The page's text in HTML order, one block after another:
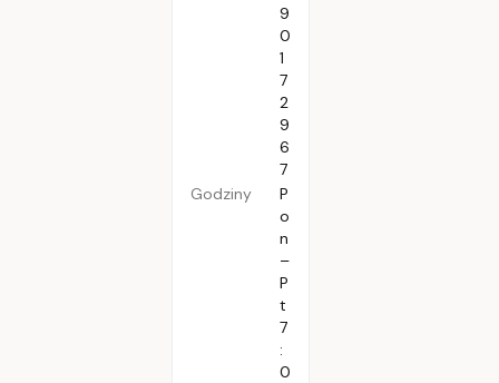
9
0
1
7
2
9
6
7
Godziny
P
o
n
–
P
t
7
:
0